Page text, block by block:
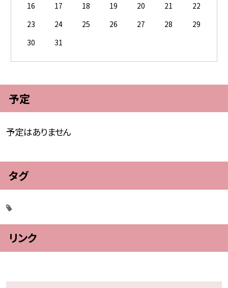
16
17 18 19 20 21
22
23
24 25 26 27 28
29
30
31
予定
予定はありません
タグ
リンク